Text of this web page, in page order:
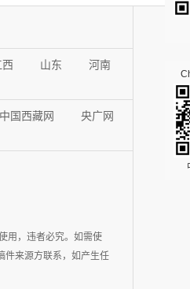
西 山东
河南
中国西藏网
央广网
用，违者必究。如需使
件来源方联系，如产生任